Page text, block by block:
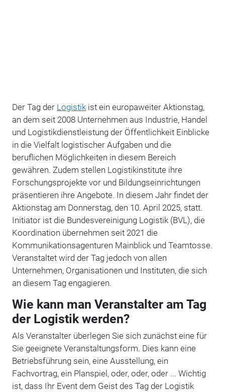
Der Tag der Logistikist ein europaweiter Aktionstag,
an dem seit 2008 Unternehmen aus Industrie, Handel
und Logistikdienstleistung der Öffentlichkeit Einblicke
in die Vielfalt logistischer Aufgaben und die
beruflichen Möglichkeiten in diesem Bereich
gewähren. Zudem stellen Logistikinstitute ihre
Forschungsprojekte vor und Bildungseinrichtungen
präsentieren ihre Angebote. In diesem Jahr findet der
Aktionstag am Donnerstag, den 10. April 2025, statt.
Initiator ist die Bundesvereinigung Logistik (BVL), die
Koordination übernehmen seit 2021 die
Kommunikationsagenturen Mainblick und Teamtosse.
Veranstaltet wird der Tag jedoch von allen
Unternehmen, Organisationen und Instituten, die sich
an diesem Tag engagieren.
Wie kann man Veranstalter am Tag
der Logistik werden?
Als Veranstalter überlegen Sie sich zunächst eine für
Sie geeignete Veranstaltungsform. Dies kann eine
Betriebsführung sein, eine Ausstellung, ein
Fachvortrag, ein Planspiel, oder, oder, oder ... Wichtig
ist, dass Ihr Event dem Geist des Tag der Logistik